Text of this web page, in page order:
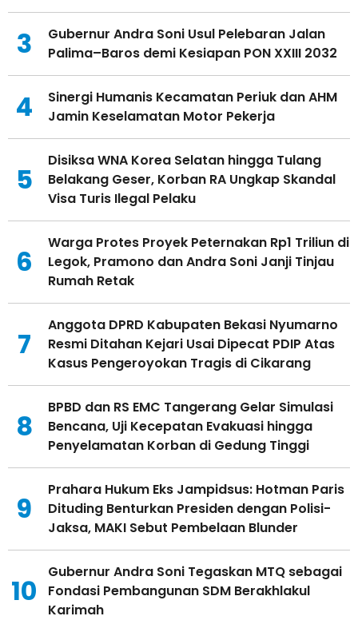
3
Gubernur Andra Soni Usul Pelebaran Jalan
Palima–Baros demi Kesiapan PON XXIII 2032
4
Sinergi Humanis Kecamatan Periuk dan AHM
Jamin Keselamatan Motor Pekerja
5
Disiksa WNA Korea Selatan hingga Tulang
Belakang Geser, Korban RA Ungkap Skandal
Visa Turis Ilegal Pelaku
6
Warga Protes Proyek Peternakan Rp1 Triliun di
Legok, Pramono dan Andra Soni Janji Tinjau
Rumah Retak
7
Anggota DPRD Kabupaten Bekasi Nyumarno
Resmi Ditahan Kejari Usai Dipecat PDIP Atas
Kasus Pengeroyokan Tragis di Cikarang
8
BPBD dan RS EMC Tangerang Gelar Simulasi
Bencana, Uji Kecepatan Evakuasi hingga
Penyelamatan Korban di Gedung Tinggi
9
Prahara Hukum Eks Jampidsus: Hotman Paris
Dituding Benturkan Presiden dengan Polisi-
Jaksa, MAKI Sebut Pembelaan Blunder
10
Gubernur Andra Soni Tegaskan MTQ sebagai
Fondasi Pembangunan SDM Berakhlakul
Karimah